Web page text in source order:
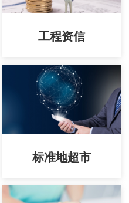
工程资信
标准地超市